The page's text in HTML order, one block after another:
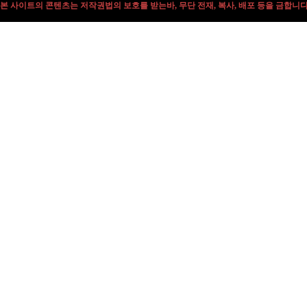
본 사이트의 콘텐츠는 저작권법의 보호를 받는바, 무단 전재, 복사, 배포 등을 금합니